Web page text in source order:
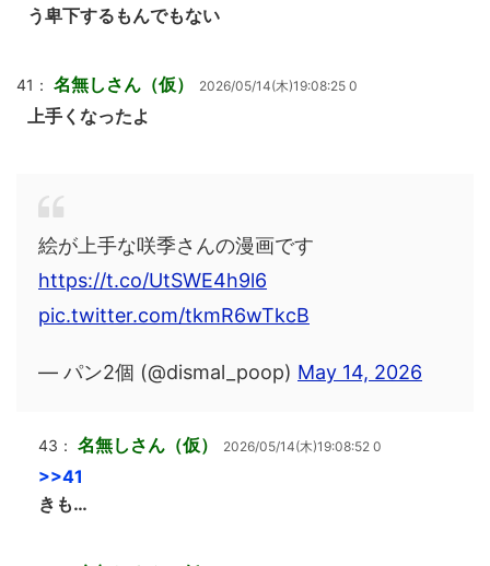
う卑下するもんでもない
41： 名無しさん（仮） 2026/05/14(木)19:08:25 0
上手くなったよ
絵が上手な咲季さんの漫画です
https://t.co/UtSWE4h9l6
pic.twitter.com/tkmR6wTkcB
— パン2個 (@dismal_poop) May 14, 2026
43： 名無しさん（仮） 2026/05/14(木)19:08:52 0
>>41
きも…